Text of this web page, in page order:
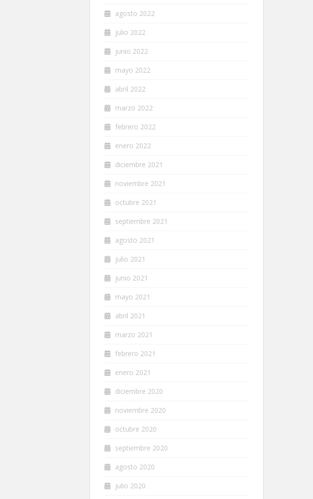
agosto 2022
julio 2022
junio 2022
mayo 2022
abril 2022
marzo 2022
febrero 2022
enero 2022
diciembre 2021
noviembre 2021
octubre 2021
septiembre 2021
agosto 2021
julio 2021
junio 2021
mayo 2021
abril 2021
marzo 2021
febrero 2021
enero 2021
diciembre 2020
noviembre 2020
octubre 2020
septiembre 2020
agosto 2020
julio 2020